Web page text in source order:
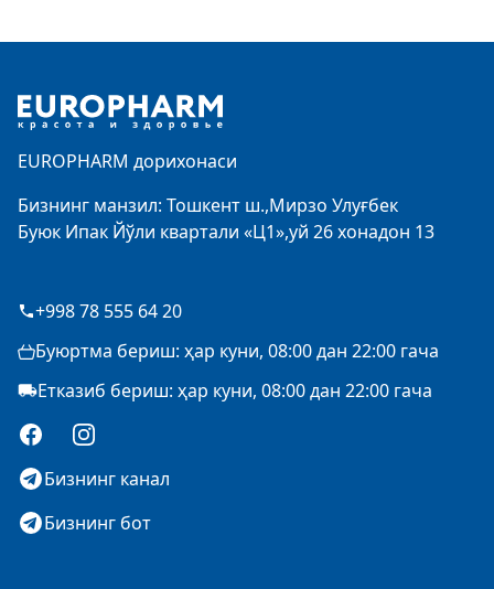
EUROPHARM дорихонаси
Бизнинг манзил: Тошкент ш.,Мирзо Улуғбек
Буюк Ипак Йўли квартали «Ц1»,уй 26 хонадон 13
+998 78 555 64 20
Буюртма бериш: ҳар куни, 08:00 дан 22:00 гача
Етказиб бериш: ҳар куни, 08:00 дан 22:00 гача
FacebookInstagram
Бизнинг канал
Бизнинг бот